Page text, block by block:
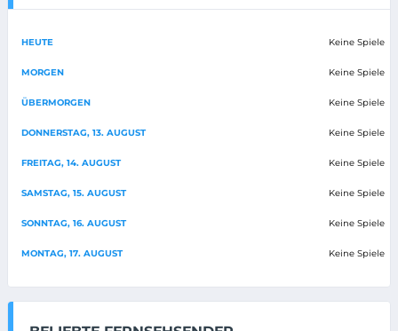
HEUTE Keine Spiele
MORGEN Keine Spiele
ÜBERMORGEN Keine Spiele
DONNERSTAG, 13. AUGUST Keine Spiele
FREITAG, 14. AUGUST Keine Spiele
SAMSTAG, 15. AUGUST Keine Spiele
SONNTAG, 16. AUGUST Keine Spiele
MONTAG, 17. AUGUST Keine Spiele